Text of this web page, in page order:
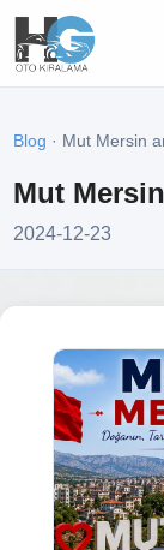
Blog · Mut Mersin
Mut
2024-12-23